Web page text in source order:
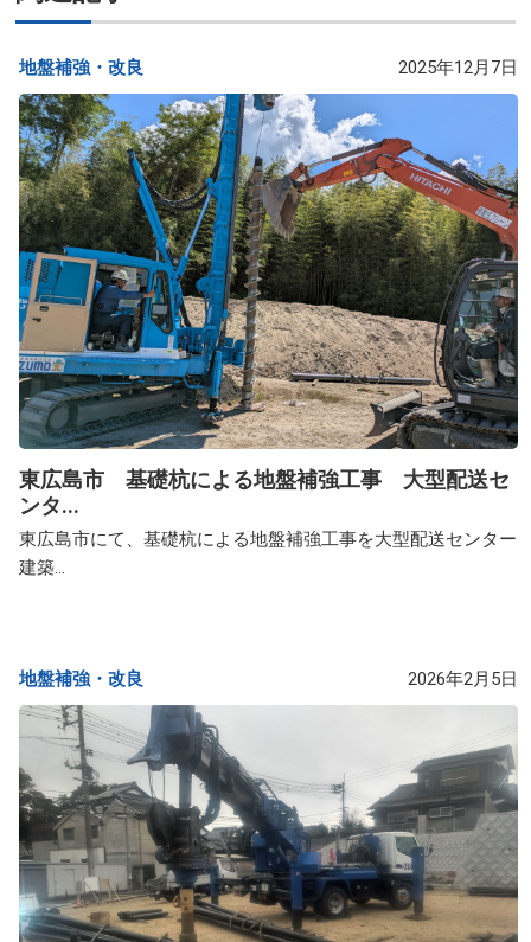
地盤補強・改良​ 2025年12月7日
東広島市 基礎杭による地盤補強工事 大型配送セ
ンタ...
東広島市にて、基礎杭による地盤補強工事を大型配送センター
建築...
地盤補強・改良​ 2026年2月5日